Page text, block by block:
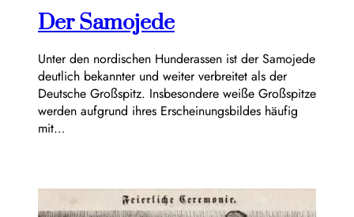
Der Samojede
Unter den nordischen Hunderassen ist der Samojede
deutlich bekannter und weiter verbreitet als der
Deutsche Großspitz. Insbesondere weiße Großspitze
werden aufgrund ihres Erscheinungsbildes häufig
mit…